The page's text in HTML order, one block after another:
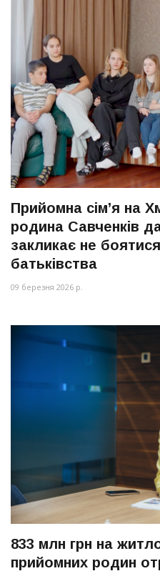
Прийомна сім’я на
родина Савченків
закликає не
батьківства
09 березня 2026 р.
833 млн грн на
прийомних родин